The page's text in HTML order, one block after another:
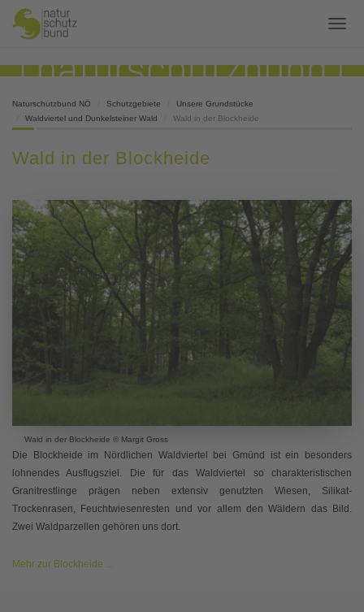
Naturschutzbund NÖ Schutzgebiete
Unsere Grundstücke
Waldviertel und Dunkelsteiner Wald
Wald in der Blockheide
Wald in der Blockheide
Wald in der Blockheide © Margit Gross
Die Blockheide im Nördlichen Waldviertel bei Gmünd ist ein besonders
lohnendes Ausflugsziel. Die für das Waldviertel so charakteristischen
Granitrestlinge prägen neben extensiv genutzten Wiesen, Silikat-
Trockenrasen, Feuchtwiesenresten und vor allem den Wäldern das Bild.
Zwei Waldparzellen gehören uns dort.
Mehr zur Blockheide ...